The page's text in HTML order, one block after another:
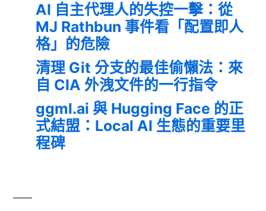
AI 自主代理人的失控一擊：從
MJ Rathbun 事件看「配置即人
格」的危險
清理 Git 分支的最佳偷懶法：來
自 CIA 外洩文件的一行指令
ggml.ai 與 Hugging Face 的正
式結盟：Local AI 生態的重要里
程碑